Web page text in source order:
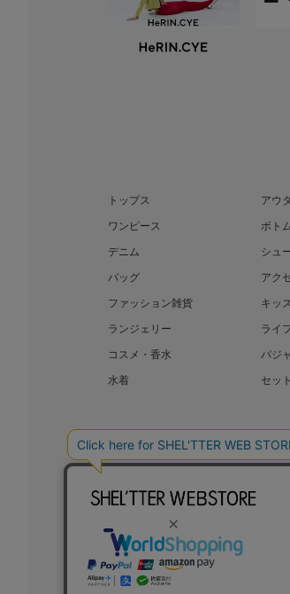
トップス
アウ
ワンピース
ボト
デニム
シュ
バッグ
アク
ファッション雑貨
キッ
ランジェリー
ライ
コスメ・香水
パジ
水着
セッ
BAROQUE JAPAN LIMITED
COPYRIGHT © BAROQUE JAPAN LIMITED